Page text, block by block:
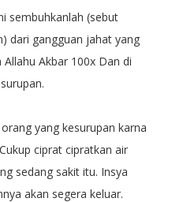
sembuhkanlah (sebut
dari gangguan jahat yang
Akbar 100x Dan di
yang kesurupan karna
ciprat cipratkan air
sedang sakit itu. Insya
akan segera keluar.